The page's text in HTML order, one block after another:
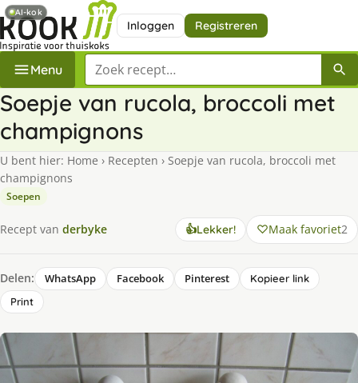
Inloggen Registreren
Menu Zoek een recept
Soepje van rucola, broccoli met
champignons
U bent hier: Home › Recepten › Soepje van rucola, broccoli met
champignons
Soepen
Recept van derbyke 👍Lekker! Maak favoriet2
Delen: WhatsApp Facebook Pinterest
Kopieer link
Print
AI-kok